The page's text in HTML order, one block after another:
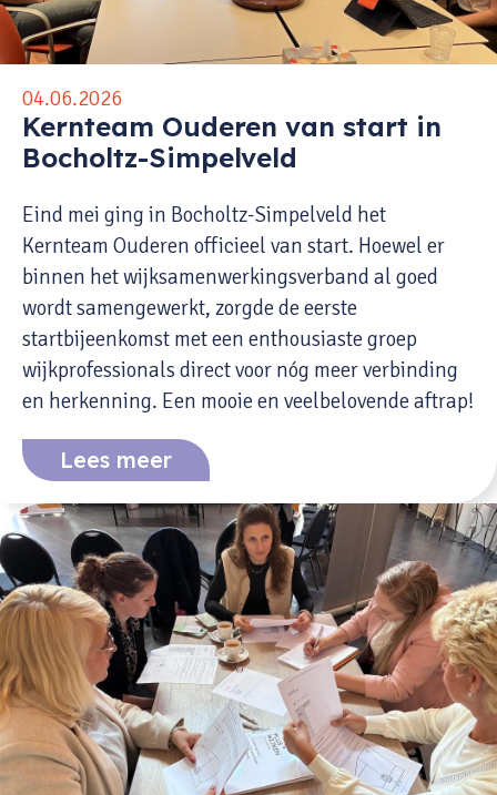
04.06.2026
Kernteam Ouderen van start in
Bocholtz-Simpelveld
Eind mei ging in Bocholtz-Simpelveld het
Kernteam Ouderen officieel van start. Hoewel er
binnen het wijksamenwerkingsverband al goed
wordt samengewerkt, zorgde de eerste
startbijeenkomst met een enthousiaste groep
wijkprofessionals direct voor nóg meer verbinding
en herkenning. Een mooie en veelbelovende aftrap!
Lees meer